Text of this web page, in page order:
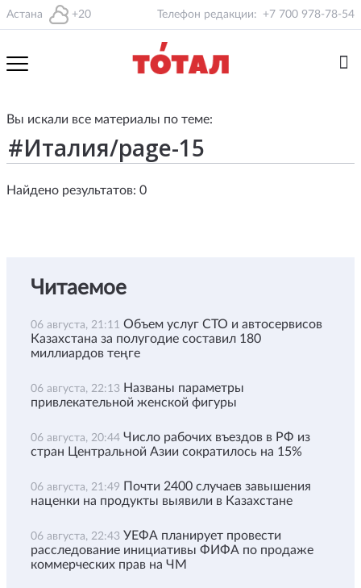
Астана +20 Телефон редакции: +7 700 978-78-54
Вы искали все материалы по теме:
Найдено результатов: 0
Читаемое
06 августа, 21:11 Объем услуг СТО и автосервисов
Казахстана за полугодие составил 180
миллиардов теңге
06 августа, 22:13 Названы параметры
привлекательной женской фигуры
06 августа, 20:44 Число рабочих въездов в РФ из
стран Центральной Азии сократилось на 15%
06 августа, 21:49 Почти 2400 случаев завышения
наценки на продукты выявили в Казахстане
06 августа, 22:43 УЕФА планирует провести
расследование инициативы ФИФА по продаже
коммерческих прав на ЧМ